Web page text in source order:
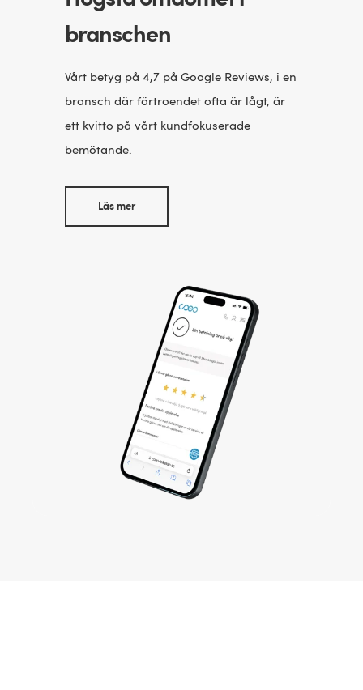
branschen
Vårt betyg på 4,7 på Google Reviews, i en
bransch där förtroendet ofta är lågt, är
ett kvitto på vårt kundfokuserade
bemötande.
Läs mer